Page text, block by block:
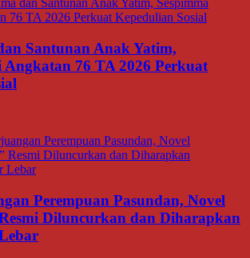
Santunan Anak Yatim,
Angkatan 76 TA 2026 Perkuat
Perempuan Pasundan, Novel
Diluncurkan dan Diharapkan